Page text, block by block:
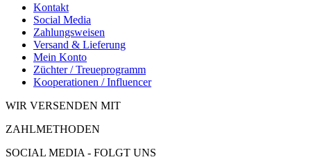
Kontakt
Social Media
Zahlungsweisen
Versand & Lieferung
Mein Konto
Züchter / Treueprogramm
Kooperationen / Influencer
WIR VERSENDEN MIT
ZAHLMETHODEN
SOCIAL MEDIA - FOLGT UNS